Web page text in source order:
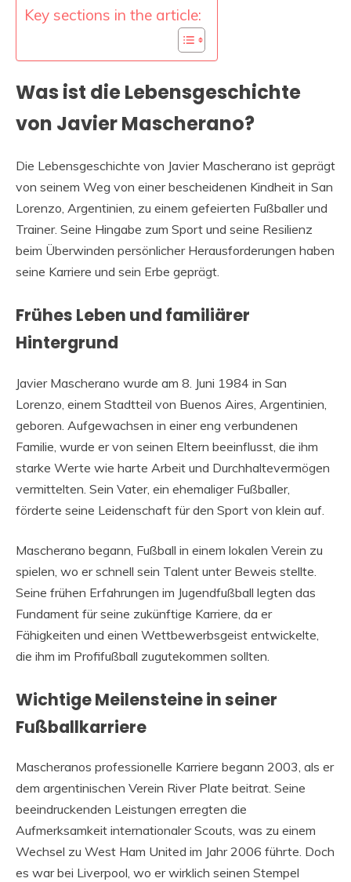
Key sections in the article:
Was ist die Lebensgeschichte
von Javier Mascherano?
Die Lebensgeschichte von Javier Mascherano ist geprägt
von seinem Weg von einer bescheidenen Kindheit in San
Lorenzo, Argentinien, zu einem gefeierten Fußballer und
Trainer. Seine Hingabe zum Sport und seine Resilienz
beim Überwinden persönlicher Herausforderungen haben
seine Karriere und sein Erbe geprägt.
Frühes Leben und familiärer
Hintergrund
Javier Mascherano wurde am 8. Juni 1984 in San
Lorenzo, einem Stadtteil von Buenos Aires, Argentinien,
geboren. Aufgewachsen in einer eng verbundenen
Familie, wurde er von seinen Eltern beeinflusst, die ihm
starke Werte wie harte Arbeit und Durchhaltevermögen
vermittelten. Sein Vater, ein ehemaliger Fußballer,
förderte seine Leidenschaft für den Sport von klein auf.
Mascherano begann, Fußball in einem lokalen Verein zu
spielen, wo er schnell sein Talent unter Beweis stellte.
Seine frühen Erfahrungen im Jugendfußball legten das
Fundament für seine zukünftige Karriere, da er
Fähigkeiten und einen Wettbewerbsgeist entwickelte,
die ihm im Profifußball zugutekommen sollten.
Wichtige Meilensteine in seiner
Fußballkarriere
Mascheranos professionelle Karriere begann 2003, als er
dem argentinischen Verein River Plate beitrat. Seine
beeindruckenden Leistungen erregten die
Aufmerksamkeit internationaler Scouts, was zu einem
Wechsel zu West Ham United im Jahr 2006 führte. Doch
es war bei Liverpool, wo er wirklich seinen Stempel